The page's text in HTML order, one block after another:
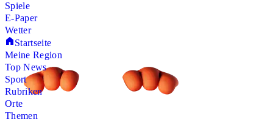
Spiele
E-Paper
Wetter
Startseite
Meine Region
Top News
Sport
Rubriken
Orte
Themen